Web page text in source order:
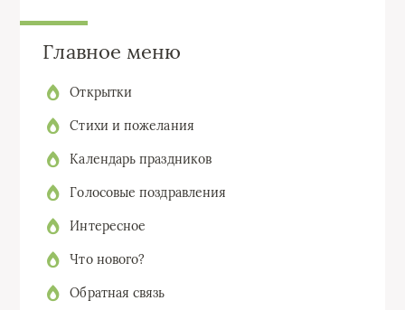
Главное меню
Открытки
Стихи и пожелания
Календарь праздников
Голосовые поздравления
Интересное
Что нового?
Обратная связь